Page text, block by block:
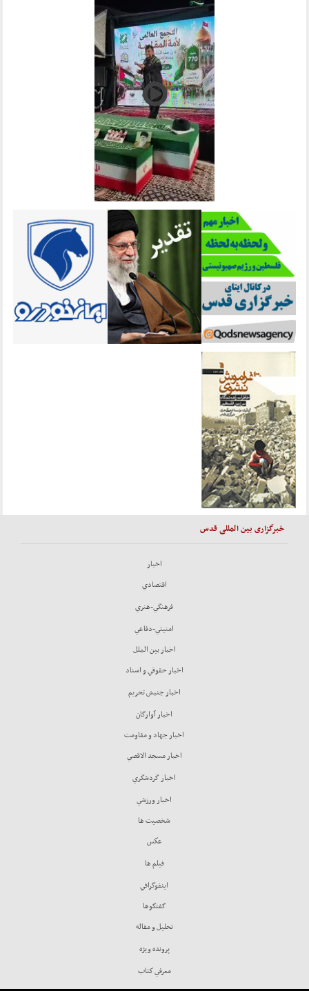
خبرگزاری بین المللی قدس
اخبار
اقتصادي
فرهنگي-هنري
امنيتي-دفاعي
اخبار بين الملل
اخبار حقوقي و اسناد
اخبار جنبش تحريم
اخبار آوارگان
اخبار جهاد و مقاومت
اخبار مسجد الاقصي
اخبار گردشگري
اخبار ورزشي
شخصيت ها
عكس
فيلم ها
اينفوگرافي
گفتگوها
تحليل و مقاله
پرونده ويژه
معرفي كتاب